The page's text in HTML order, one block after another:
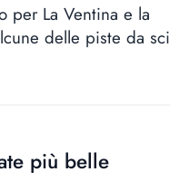
per La Ventina e la
delle piste da sci
più belle